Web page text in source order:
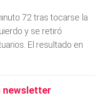
72 tras tocarse la
y se retiró
El resultado en
newsletter